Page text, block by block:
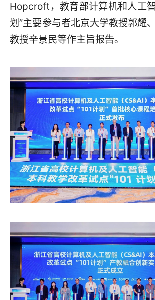
Hopcroft，教育部计算机和人工
划”主要参与者北京大学教授郭耀
教授辛景民等作主旨报告。